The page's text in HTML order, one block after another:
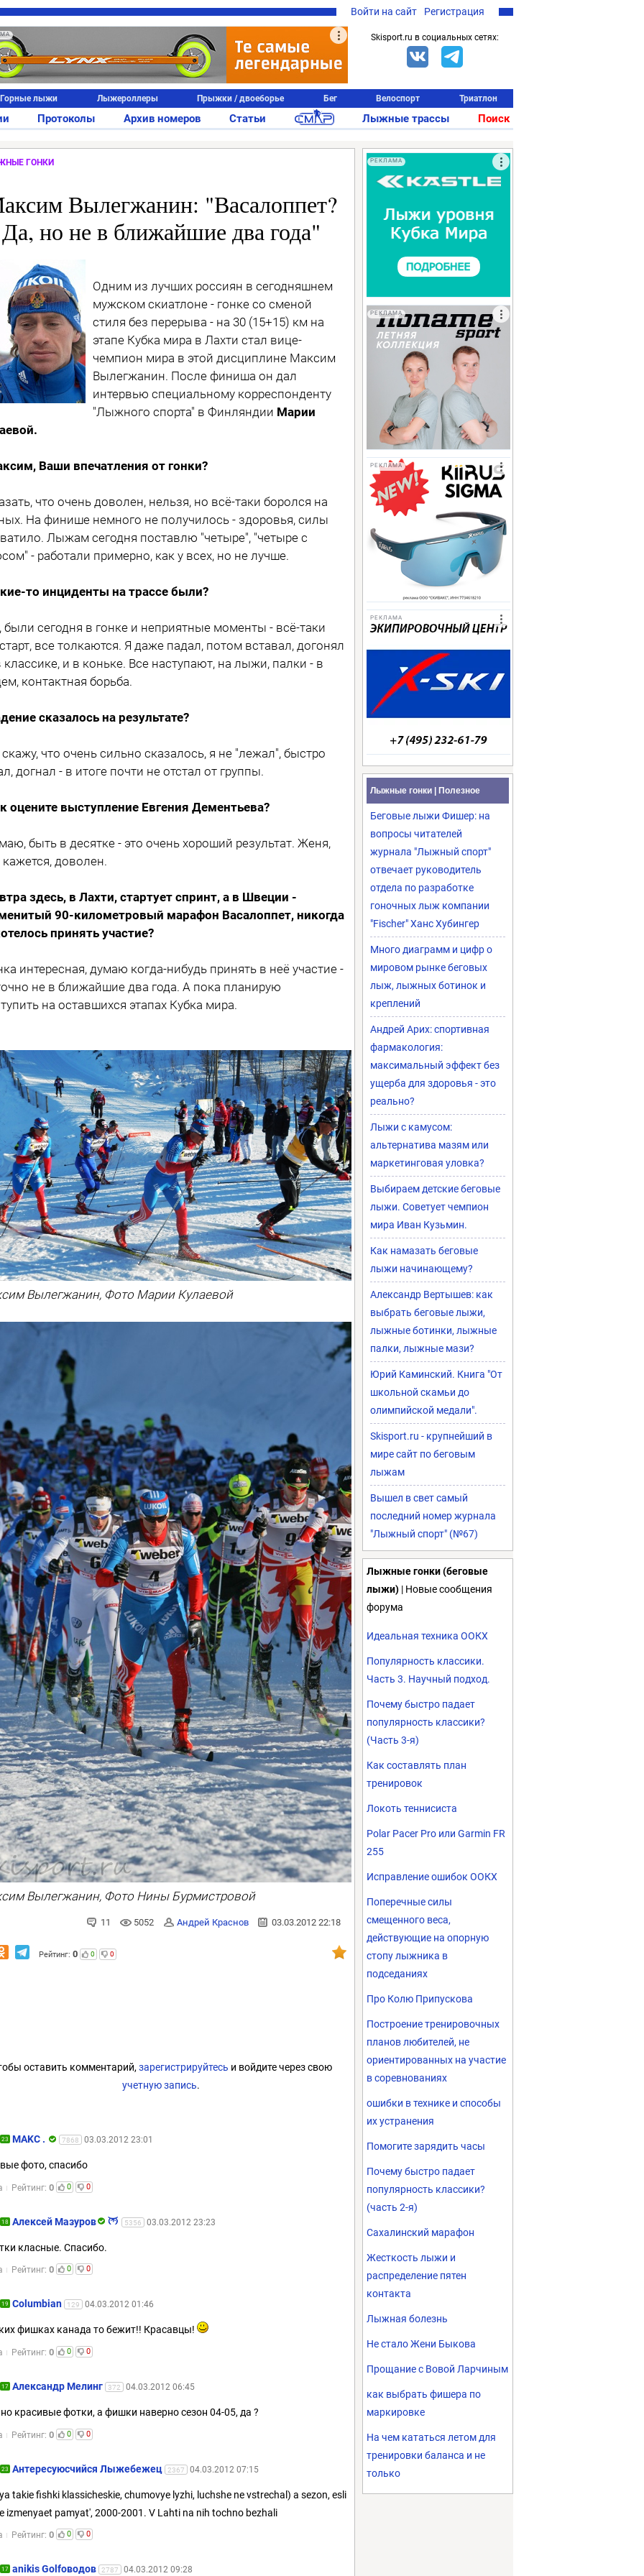
Войти на сайт Регистрация
Skisport.ru в социальных сетях:
Горные лыжи Лыжероллеры Прыжки / двоеборье Бег Велоспорт Триатлон
Протоколы Архив номеров Статьи Лыжные трассы Поиск
ГОНКИ
Вылегжанин: "Васалоппет?
Да, но не в ближайшие два года"
Одним из лучших россиян в сегодняшнем
мужском скиатлоне - гонке со сменой
стиля без перерыва - на 30 (15+15) км на
этапе Кубка мира в Лахти стал вице-
чемпион мира в этой дисциплине Максим
Вылегжанин. После финиша он дал
интервью специальному корреспонденту
"Лыжного спорта" в Финляндии Марии
Ваши впечатления от гонки?
что очень доволен, нельзя, но всё-таки боролся на
На финише немного не получилось - здоровья, силы
Лыжам сегодня поставлю "четыре", "четыре с
- работали примерно, как у всех, но не лучше.
то инциденты на трассе были?
были сегодня в гонке и неприятные моменты - всё-таки
все толкаются. Я даже падал, потом вставал, догонял
классике, и в коньке. Все наступают, на лыжи, палки - в
контактная борьба.
сказалось на результате?
что очень сильно сказалось, я не "лежал", быстро
догнал - в итоге почти не отстал от группы.
оцените выступление Евгения Дементьева?
быть в десятке - это очень хороший результат. Женя,
доволен.
здесь, в Лахти, стартует спринт, а в Швеции -
90-километровый марафон Васалоппет, никогда
принять участие?
интересная, думаю когда-нибудь принять в неё участие -
не в ближайшие два года. А пока планирую
на оставшихся этапах Кубка мира.
Вылегжанин, Фото Марии Кулаевой
Вылегжанин, Фото Нины Бурмистровой
11 5052 Андрей Краснов 03.03.2012 22:18
Рейтинг: 0 0 0
оставить комментарий, зарегистрируйтесь и войдите через свою
учетную запись.
23 MAKC . 7868 03.03.2012 23:01
фото, спасибо
Рейтинг: 0 0 0
18 Алексей Мазуров 5356 03.03.2012 23:23
класные. Спасибо.
Рейтинг: 0 0 0
19 Columbian 129 04.03.2012 01:46
фишках канада то бежит!! Красавцы!
Рейтинг: 0 0 0
17 Александр Мелинг 372 04.03.2012 06:45
красивые фотки, а фишки наверно сезон 04-05, да ?
Рейтинг: 0 0 0
23 Aнтересуюсчийся Лыжебежeц 2367 04.03.2012 07:15
takie fishki klassicheskie, chumovye lyzhi, luchshe ne vstrechal) a sezon, esli
izmenyaet pamyat', 2000-2001. V Lahti na nih tochno bezhali
Рейтинг: 0 0 0
17 anikis Golfоводов 2787 04.03.2012 09:28
РЕКЛАМА
РЕКЛАМА
РЕКЛАМА
РЕКЛАМА
Лыжные гонки | Полезное
Беговые лыжи Фишер: на
вопросы читателей
журнала "Лыжный спорт"
отвечает руководитель
отдела по разработке
гоночных лыж компании
"Fischer" Ханс Хубингер
Много диаграмм и цифр о
мировом рынке беговых
лыж, лыжных ботинок и
креплений
Андрей Арих: спортивная
фармакология:
максимальный эффект без
ущерба для здоровья - это
реально?
Лыжи с камусом:
альтернатива мазям или
маркетинговая уловка?
Выбираем детские беговые
лыжи. Советует чемпион
мира Иван Кузьмин.
Как намазать беговые
лыжи начинающему?
Александр Вертышев: как
выбрать беговые лыжи,
лыжные ботинки, лыжные
палки, лыжные мази?
Юрий Каминский. Книга "От
школьной скамьи до
олимпийской медали".
Skisport.ru - крупнейший в
мире сайт по беговым
лыжам
Вышел в свет самый
последний номер журнала
"Лыжный спорт" (№67)
Лыжные гонки (беговые
лыжи) | Новые сообщения
форума
Идеальная техника ООКХ
Популярность классики.
Часть 3. Научный подход.
Почему быстро падает
популярность классики?
(Часть 3-я)
Как составлять план
тренировок
Локоть теннисиста
Polar Pacer Pro или Garmin FR
255
Исправление ошибок ООКХ
Поперечные силы
смещенного веса,
действующие на опорную
стопу лыжника в
подседаниях
Про Колю Припускова
Построение тренировочных
планов любителей, не
ориентированных на участие
в соревнованиях
ошибки в технике и способы
их устранения
Помогите зарядить часы
Почему быстро падает
популярность классики?
(часть 2-я)
Сахалинский марафон
Жесткость лыжи и
распределение пятен
контакта
Лыжная болезнь
Не стало Жени Быкова
Прощание с Вовой Ларчиным
как выбрать фишера по
маркировке
На чем кататься летом для
тренировки баланса и не
только